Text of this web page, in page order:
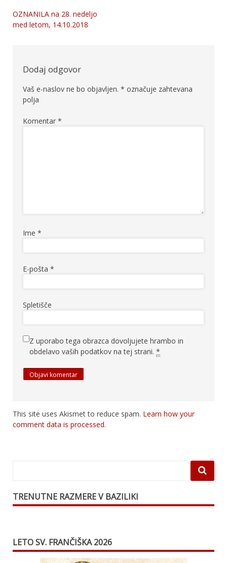
Navigacija
OZNANILA na 28. nedeljo
med letom, 14.10.2018
Dodaj odgovor
Vaš e-naslov ne bo objavljen. * označuje zahtevana
polja
Komentar *
Ime *
E-pošta *
Spletišče
Z uporabo tega obrazca dovoljujete hrambo in
obdelavo vaših podatkov na tej strani. *
This site uses Akismet to reduce spam. Learn how your
comment data is processed.
TRENUTNE RAZMERE V BAZILIKI
LETO SV. FRANČIŠKA 2026